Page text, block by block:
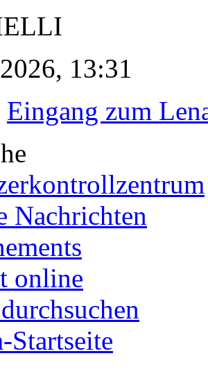
13:31
Eingang zum
Nachrichten
online
Startseite